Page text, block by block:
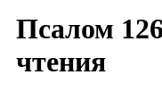
Псалом
чтения